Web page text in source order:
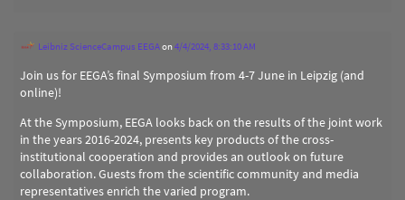
Leibniz ScienceCampus EEGAon4/4/2024, 8:33:10 AM
Join us for EEGA’s final Symposium from 4-7 June in Leipzig (and
online)!
At the Symposium, EEGA looks back on the results of the joint work
in the years 2016-2024, presents key products of the cross-
institutional cooperation and provides an outlook on future
collaboration. Guests from the scientific community and media
representatives enrich the varied program.